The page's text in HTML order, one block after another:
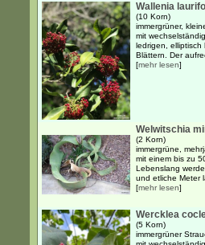
Wallenia
(10 Korn)
immergrüner,
mit
ledrigen, elliptisch
Blättern. Der
[mehr lesen]
Welwitschia
(2 Korn)
immergrüne,
mit einem bis zu
Lebenslang
und etliche Meter
[mehr lesen]
Wercklea
(5 Korn)
immergrüner